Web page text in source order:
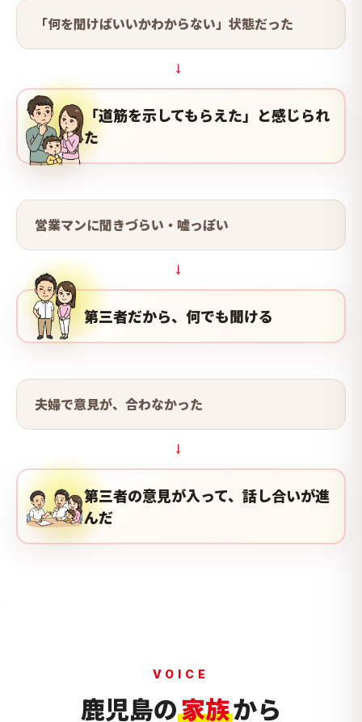
「何を聞けばいいかわからない」状態だった
→
「道筋を示してもらえた」と感じられ
た
営業マンに聞きづらい・嘘っぽい
→
第三者だから、何でも聞ける
夫婦で意見が、合わなかった
→
第三者の意見が入って、話し合いが進
んだ
VOICE
鹿児島の家族から